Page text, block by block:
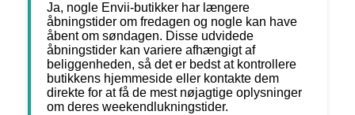
Ja, nogle Envii-butikker har længere
åbningstider om fredagen og nogle kan have
åbent om søndagen. Disse udvidede
åbningstider kan variere afhængigt af
beliggenheden, så det er bedst at kontrollere
butikkens hjemmeside eller kontakte dem
direkte for at få de mest nøjagtige oplysninger
om deres weekendlukningstider.